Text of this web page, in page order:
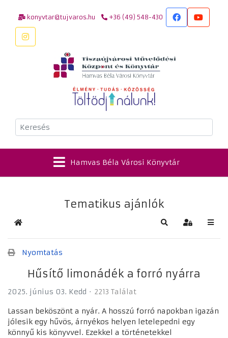
konyvtar@tujvaros.hu +36 (49) 548-430
Keresés
Hamvas Béla Városi Könyvtár
Tematikus ajánlók
Kezdőlap Keresés
Nyomtatás
Hűsítő limonádék a forró nyárra
2025. június 03. Kedd 2213 Találat
Lassan beköszönt a nyár. A hosszú forró napokban igazán
jólesik egy hűvös, árnyékos helyen letelepedni egy
könnyű kis könyvvel. Ezekkel a történetekkel